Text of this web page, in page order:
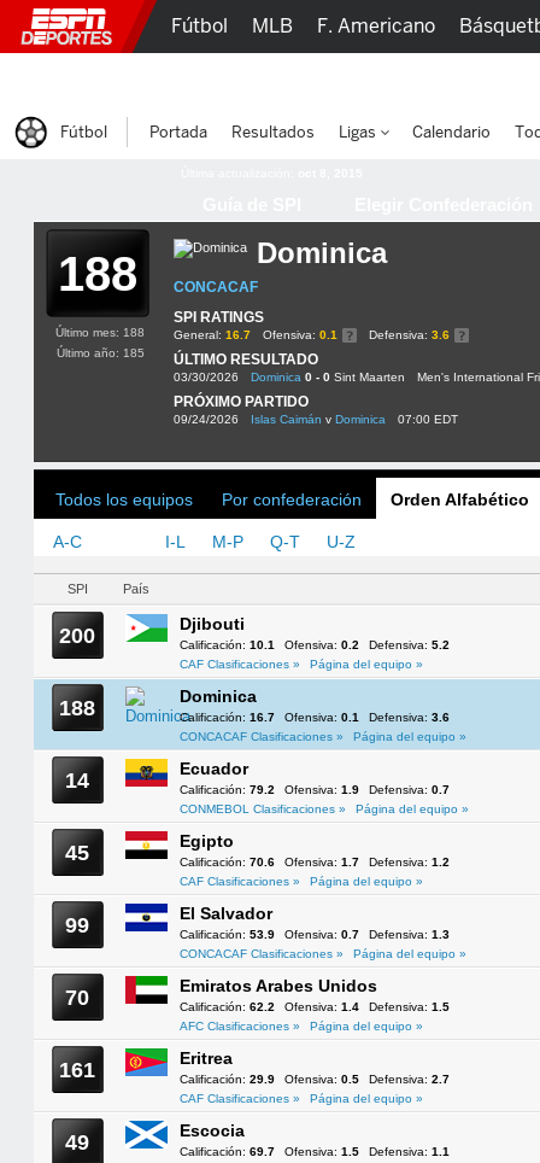
188 Dominica
CONCACAF
SPI RATINGS
General: 16.7 Ofensiva: 0.1 Defensiva: 3.6
ÚLTIMO RESULTADO
03/30/2026 Dominica 0 - 0 Sint Maarten Men's International
PRÓXIMO PARTIDO
09/24/2026 Islas Caimán v Dominica 07:00 EDT
Último mes: 188
Último año: 185
Todos los equipos Por confederación Orden Alfabético
A-C I-L M-P Q-T U-Z
SPI País
200 Djibouti
Calificación: 10.1 Ofensiva: 0.2 Defensiva: 5.2
CAF Clasificaciones »
Página del equipo »
188 Dominica
Calificación: 16.7 Ofensiva: 0.1 Defensiva: 3.6
CONCACAF Clasificaciones »
Página del equipo »
14 Ecuador
Calificación: 79.2 Ofensiva: 1.9 Defensiva: 0.7
CONMEBOL Clasificaciones »
Página del equipo »
45 Egipto
Calificación: 70.6 Ofensiva: 1.7 Defensiva: 1.2
CAF Clasificaciones »
Página del equipo »
99 El Salvador
Calificación: 53.9 Ofensiva: 0.7 Defensiva: 1.3
CONCACAF Clasificaciones »
Página del equipo »
70 Emiratos Arabes Unidos
Calificación: 62.2 Ofensiva: 1.4 Defensiva: 1.5
AFC Clasificaciones »
Página del equipo »
161 Eritrea
Calificación: 29.9 Ofensiva: 0.5 Defensiva: 2.7
CAF Clasificaciones »
Página del equipo »
49 Escocia
Calificación: 69.7 Ofensiva: 1.5 Defensiva: 1.1
Fútbol MLB F. Americano
Fútbol Portada Resultados Ligas Calendario